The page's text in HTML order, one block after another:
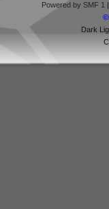
Powered by SMF 1
Dark